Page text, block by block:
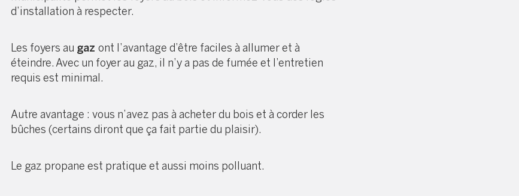
d’installation à respecter.
Les foyers au gaz ont l’avantage d’être faciles à allumer et à
éteindre. Avec un foyer au gaz, il n’y a pas de fumée et l’entretien
requis est minimal.
Autre avantage : vous n’avez pas à acheter du bois et à corder les
bûches (certains diront que ça fait partie du plaisir).
Le gaz propane est pratique et aussi moins polluant.